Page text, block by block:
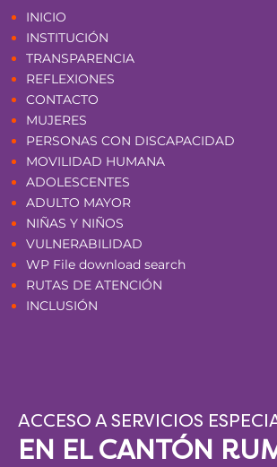
INICIO
INSTITUCIÓN
TRANSPARENCIA
REFLEXIONES
CONTACTO
MUJERES
PERSONAS CON DISCAPACIDAD
MOVILIDAD HUMANA
ADOLESCENTES
ADULTO MAYOR
NIÑAS Y NIÑOS
VULNERABILIDAD
WP File download search
RUTAS DE ATENCIÓN
INCLUSIÓN
ACCESO A SERVICIOS
EN EL CANTÓN